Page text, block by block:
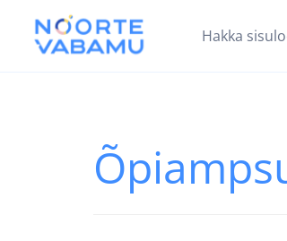
Hakka